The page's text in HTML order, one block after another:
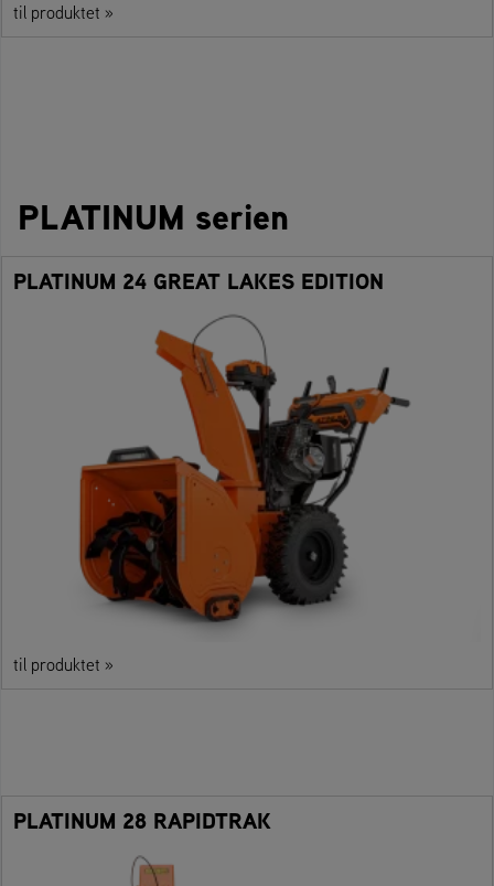
til produktet »
PLATINUM serien
PLATINUM 24 GREAT LAKES EDITION
til produktet »
PLATINUM 28 RAPIDTRAK